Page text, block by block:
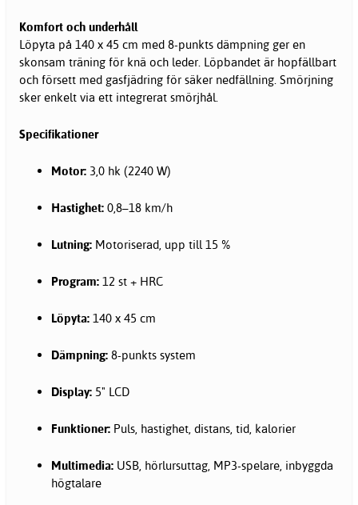
Komfort och underhåll
Löpyta på 140 x 45 cm med 8-punkts dämpning ger en
skonsam träning för knä och leder. Löpbandet är hopfällbart
och försett med gasfjädring för säker nedfällning. Smörjning
sker enkelt via ett integrerat smörjhål.
Specifikationer
Motor: 3,0 hk (2240 W)
Hastighet: 0,8–18 km/h
Lutning: Motoriserad, upp till 15 %
Program: 12 st + HRC
Löpyta: 140 x 45 cm
Dämpning: 8-punkts system
Display: 5" LCD
Funktioner: Puls, hastighet, distans, tid, kalorier
Multimedia: USB, hörlursuttag, MP3-spelare, inbyggda
högtalare